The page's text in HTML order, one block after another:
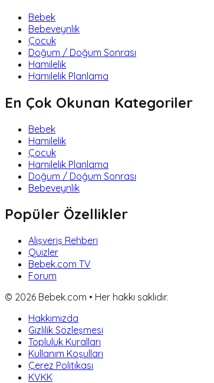
Bebek
Bebeveynlik
Çocuk
Doğum / Doğum Sonrası
Hamilelik
Hamilelik Planlama
En Çok Okunan Kategoriler
Bebek
Hamilelik
Çocuk
Hamilelik Planlama
Doğum / Doğum Sonrası
Bebeveynlik
Popüler Özellikler
Alışveriş Rehberi
Quizler
Bebek.com TV
Forum
© 2026 Bebek.com • Her hakkı saklıdır.
Hakkımızda
Gizlilik Sözleşmesi
Topluluk Kuralları
Kullanım Koşulları
Çerez Politikası
KVKK